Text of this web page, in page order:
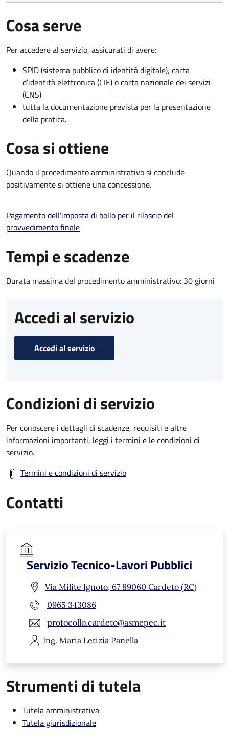
Cosa serve
Per accedere al servizio, assicurati di avere:
SPID (sistema pubblico di identità digitale), carta
d’identità elettronica (CIE) o carta nazionale dei servizi
(CNS)
tutta la documentazione prevista per la presentazione
della pratica.
Cosa si ottiene
Quando il procedimento amministrativo si conclude
positivamente si ottiene una concessione.
Pagamento dell'imposta di bollo per il rilascio del
provvedimento finale
Tempi e scadenze
Durata massima del procedimento amministrativo: 30 giorni
Accedi al servizio
Accedi al servizio
Condizioni di servizio
Per conoscere i dettagli di scadenze, requisiti e altre
informazioni importanti, leggi i termini e le condizioni di
servizio.
Termini e condizioni di servizio
Contatti
Servizio Tecnico-Lavori Pubblici
Via Milite Ignoto, 67 89060 Cardeto (RC)
0965 343086
protocollo.cardeto@asmepec.it
Ing. Maria Letizia Panella
Strumenti di tutela
Tutela amministrativa
Tutela giurisdizionale